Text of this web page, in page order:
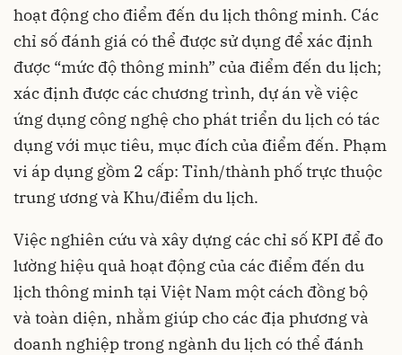
hoạt động cho điểm đến du lịch thông minh. Các
chỉ số đánh giá có thể được sử dụng để xác định
được “mức độ thông minh” của điểm đến du lịch;
xác định được các chương trình, dự án về việc
ứng dụng công nghệ cho phát triển du lịch có tác
dụng với mục tiêu, mục đích của điểm đến. Phạm
vi áp dụng gồm 2 cấp: Tỉnh/thành phố trực thuộc
trung ương và Khu/điểm du lịch.
Việc nghiên cứu và xây dựng các chỉ số KPI để đo
lường hiệu quả hoạt động của các điểm đến du
lịch thông minh tại Việt Nam một cách đồng bộ
và toàn diện, nhằm giúp cho các địa phương và
doanh nghiệp trong ngành du lịch có thể đánh